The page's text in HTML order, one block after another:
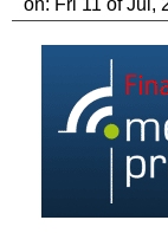
on: Fri 11 of Jul,